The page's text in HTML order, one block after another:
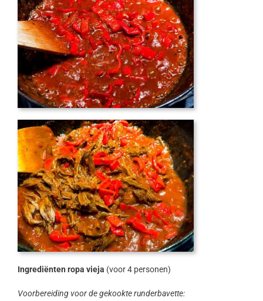
Ingrediënten ropa vieja (voor 4 personen)
Voorbereiding voor de gekookte runderbavette: